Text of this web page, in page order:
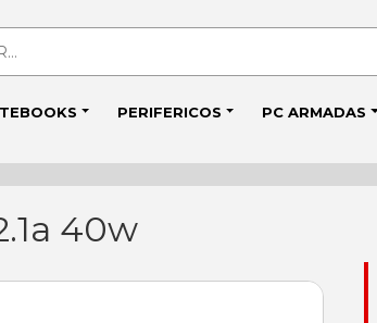
PERIFERICOS PC ARMADAS
40w